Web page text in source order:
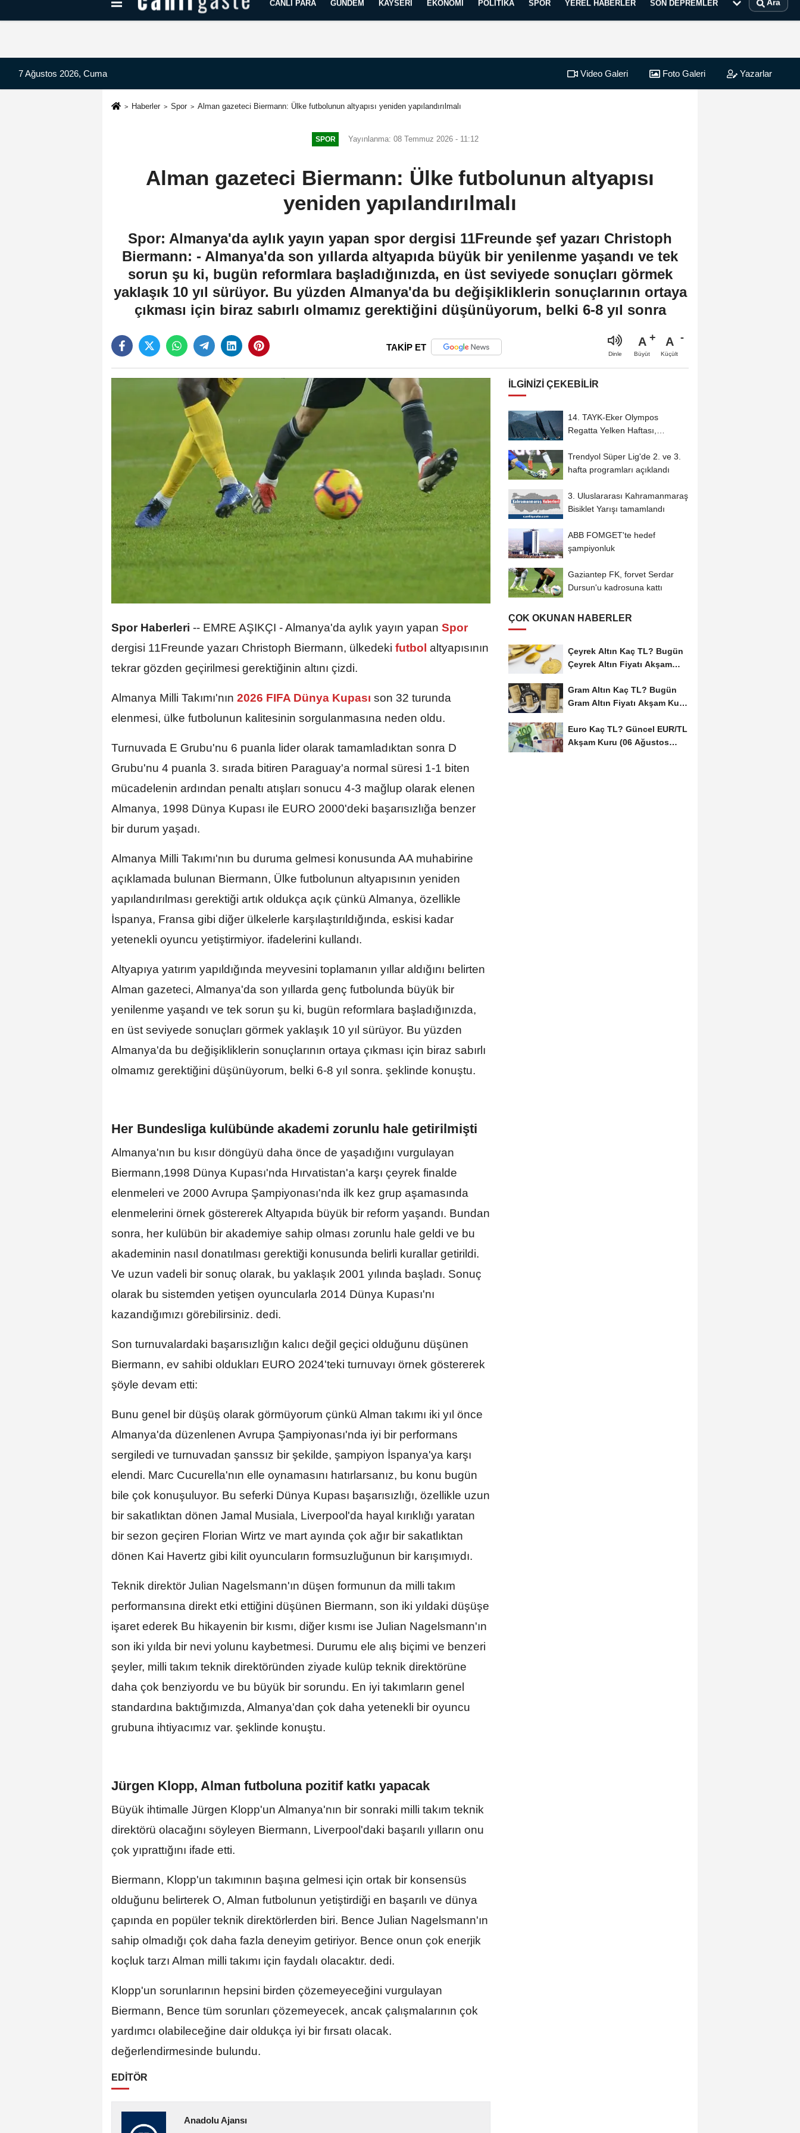
Kayseri Haberleri Can Radyo Dinle
CANLI PARA GÜNDEM KAYSERI EKONOMI POLITIKA SPOR YEREL HABERLER SON DEPREMLER Ara
7 Ağustos 2026, Cuma Video Galeri Foto Galeri Yazarlar
Haberler Spor Alman gazeteci Biermann: Ülke futbolunun altyapısı yeniden yapılandırılmalı
SPOR Yayınlanma: 08 Temmuz 2026 - 11:12
Alman gazeteci Biermann: Ülke futbolunun altyapısı
yeniden yapılandırılmalı
Spor: Almanya'da aylık yayın yapan spor dergisi 11Freunde şef yazarı Christoph
Biermann: - Almanya'da son yıllarda altyapıda büyük bir yenilenme yaşandı ve tek
sorun şu ki, bugün reformlara başladığınızda, en üst seviyede sonuçları görmek
yaklaşık 10 yıl sürüyor. Bu yüzden Almanya'da bu değişikliklerin sonuçlarının ortaya
çıkması için biraz sabırlı olmamız gerektiğini düşünüyorum, belki 6-8 yıl sonra
TAKİP ET
Dinle
A
Büyüt
A
Küçült
Spor Haberleri -- EMRE AŞIKÇI - Almanya'da aylık yayın yapan Spor
dergisi 11Freunde yazarı Christoph Biermann, ülkedeki futbol altyapısının
tekrar gözden geçirilmesi gerektiğinin altını çizdi.
Almanya Milli Takımı'nın 2026 FIFA Dünya Kupası son 32 turunda
elenmesi, ülke futbolunun kalitesinin sorgulanmasına neden oldu.
Turnuvada E Grubu'nu 6 puanla lider olarak tamamladıktan sonra D
Grubu'nu 4 puanla 3. sırada bitiren Paraguay'a normal süresi 1-1 biten
mücadelenin ardından penaltı atışları sonucu 4-3 mağlup olarak elenen
Almanya, 1998 Dünya Kupası ile EURO 2000'deki başarısızlığa benzer
bir durum yaşadı.
Almanya Milli Takımı'nın bu duruma gelmesi konusunda AA muhabirine
açıklamada bulunan Biermann, Ülke futbolunun altyapısının yeniden
yapılandırılması gerektiği artık oldukça açık çünkü Almanya, özellikle
İspanya, Fransa gibi diğer ülkelerle karşılaştırıldığında, eskisi kadar
yetenekli oyuncu yetiştirmiyor. ifadelerini kullandı.
Altyapıya yatırım yapıldığında meyvesini toplamanın yıllar aldığını belirten
Alman gazeteci, Almanya'da son yıllarda genç futbolunda büyük bir
yenilenme yaşandı ve tek sorun şu ki, bugün reformlara başladığınızda,
en üst seviyede sonuçları görmek yaklaşık 10 yıl sürüyor. Bu yüzden
Almanya'da bu değişikliklerin sonuçlarının ortaya çıkması için biraz sabırlı
olmamız gerektiğini düşünüyorum, belki 6-8 yıl sonra. şeklinde konuştu.
Her Bundesliga kulübünde akademi zorunlu hale getirilmişti
Almanya'nın bu kısır döngüyü daha önce de yaşadığını vurgulayan
Biermann,1998 Dünya Kupası'nda Hırvatistan'a karşı çeyrek finalde
elenmeleri ve 2000 Avrupa Şampiyonası'nda ilk kez grup aşamasında
elenmelerini örnek göstererek Altyapıda büyük bir reform yaşandı. Bundan
sonra, her kulübün bir akademiye sahip olması zorunlu hale geldi ve bu
akademinin nasıl donatılması gerektiği konusunda belirli kurallar getirildi.
Ve uzun vadeli bir sonuç olarak, bu yaklaşık 2001 yılında başladı. Sonuç
olarak bu sistemden yetişen oyuncularla 2014 Dünya Kupası'nı
kazandığımızı görebilirsiniz. dedi.
Son turnuvalardaki başarısızlığın kalıcı değil geçici olduğunu düşünen
Biermann, ev sahibi oldukları EURO 2024'teki turnuvayı örnek göstererek
şöyle devam etti:
Bunu genel bir düşüş olarak görmüyorum çünkü Alman takımı iki yıl önce
Almanya'da düzenlenen Avrupa Şampiyonası'nda iyi bir performans
sergiledi ve turnuvadan şanssız bir şekilde, şampiyon İspanya'ya karşı
elendi. Marc Cucurella'nın elle oynamasını hatırlarsanız, bu konu bugün
bile çok konuşuluyor. Bu seferki Dünya Kupası başarısızlığı, özellikle uzun
bir sakatlıktan dönen Jamal Musiala, Liverpool'da hayal kırıklığı yaratan
bir sezon geçiren Florian Wirtz ve mart ayında çok ağır bir sakatlıktan
dönen Kai Havertz gibi kilit oyuncuların formsuzluğunun bir karışımıydı.
Teknik direktör Julian Nagelsmann'ın düşen formunun da milli takım
performansına direkt etki ettiğini düşünen Biermann, son iki yıldaki düşüşe
işaret ederek Bu hikayenin bir kısmı, diğer kısmı ise Julian Nagelsmann'ın
son iki yılda bir nevi yolunu kaybetmesi. Durumu ele alış biçimi ve benzeri
şeyler, milli takım teknik direktöründen ziyade kulüp teknik direktörüne
daha çok benziyordu ve bu büyük bir sorundu. En iyi takımların genel
standardına baktığımızda, Almanya'dan çok daha yetenekli bir oyuncu
grubuna ihtiyacımız var. şeklinde konuştu.
Jürgen Klopp, Alman futboluna pozitif katkı yapacak
Büyük ihtimalle Jürgen Klopp'un Almanya'nın bir sonraki milli takım teknik
direktörü olacağını söyleyen Biermann, Liverpool'daki başarılı yılların onu
çok yıprattığını ifade etti.
Biermann, Klopp'un takımının başına gelmesi için ortak bir konsensüs
olduğunu belirterek O, Alman futbolunun yetiştirdiği en başarılı ve dünya
çapında en popüler teknik direktörlerden biri. Bence Julian Nagelsmann'ın
sahip olmadığı çok daha fazla deneyim getiriyor. Bence onun çok enerjik
koçluk tarzı Alman milli takımı için faydalı olacaktır. dedi.
Klopp'un sorunlarının hepsini birden çözemeyeceğini vurgulayan
Biermann, Bence tüm sorunları çözemeyecek, ancak çalışmalarının çok
yardımcı olabileceğine dair oldukça iyi bir fırsatı olacak.
değerlendirmesinde bulundu.
EDİTÖR
Anadolu Ajansı
İLGINIZI ÇEKEBILIR
14. TAYK-Eker Olympos
Regatta Yelken Haftası,
Trendyol Süper Lig'de 2. ve 3.
hafta programları açıklandı
3. Uluslararası Kahramanmaraş
Bisiklet Yarışı tamamlandı
ABB FOMGET'te hedef
şampiyonluk
Gaziantep FK, forvet Serdar
Dursun'u kadrosuna kattı
ÇOK OKUNAN HABERLER
Çeyrek Altın Kaç TL? Bugün
Çeyrek Altın Fiyatı Akşam
Gram Altın Kaç TL? Bugün
Gram Altın Fiyatı Akşam Kuru
Euro Kaç TL? Güncel EUR/TL
Akşam Kuru (06 Ağustos